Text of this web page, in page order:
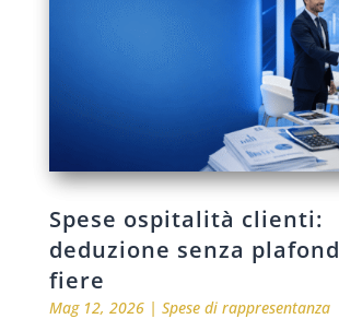
Spese ospitalità clienti:
deduzione senza
fiere
Mag 12, 2026| Spese di rappresentanza